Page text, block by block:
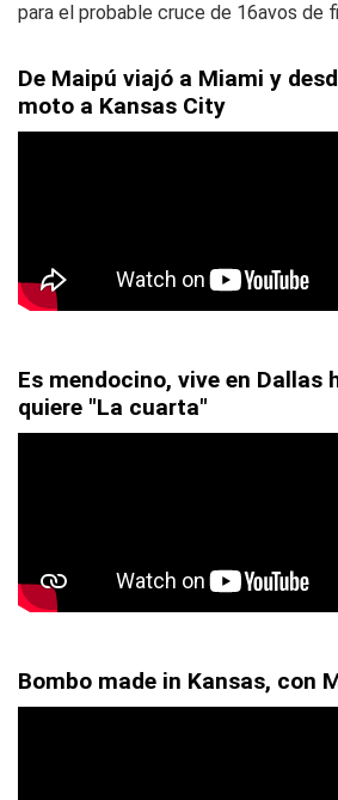
para el probable cruce de 16avos de
De Maipú viajó a Miami y
moto a Kansas City
Es mendocino, vive en Dallas
quiere "La cuarta"
Bombo made in Kansas, con